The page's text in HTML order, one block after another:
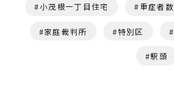
小茂根一丁目住宅 重症者数
家庭裁判所 特別区
駅頭